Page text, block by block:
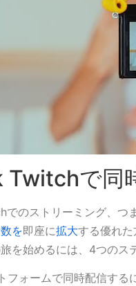
Twitchで同
のストリーミング、つ
を即座に拡大する優れ
を始めるには、4つのス
フォームで同時配信す